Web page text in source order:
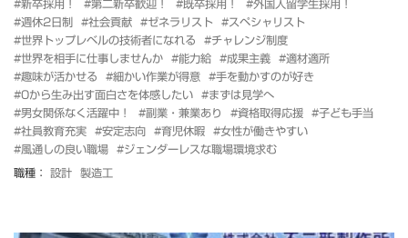
#新卒採用！
#第二新卒歓迎！ #既卒採用！
#外国人留学生採用！
#週休2日制
#社会貢献 #ゼネラリスト
#スペシャリスト
#世界トップレベルの技術者になれる
#チャレンジ制度
#世界を相手に仕事しませんか
#能力給 #成果主義
#適材適所
#趣味が活かせる
#細かい作業が得意
#手を動かすのが好き
#0から生み出す面白さを体感したい
#まずは見学へ
#男女関係なく活躍中！
#副業・兼業あり #資格取得応援
#子ども手当
#社員教育充実
#安定志向 #育児休暇
#女性が働きやすい
#風通しの良い職場
#ジェンダーレスな職場環境求む
職種： 設計 製造工